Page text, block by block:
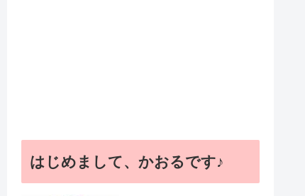
はじめまして、かおるです♪